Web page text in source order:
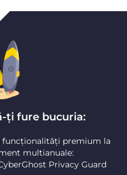
ți fure bucuria:
funcționalități premium la
multianuale:
Privacy Guard